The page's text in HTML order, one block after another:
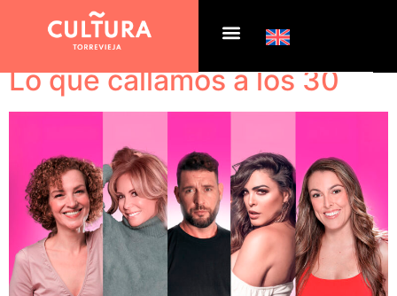
Etiqueta: Slider inicio
Lo que callamos a los 30